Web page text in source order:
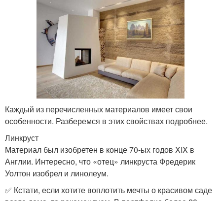
Каждый из перечисленных материалов имеет свои
особенности. Разберемся в этих свойствах подробнее.
Линкруст
Материал был изобретен в конце 70-ых годов XIX в
Англии. Интересно, что «отец» линкруста Фредерик
Уолтон изобрел и линолеум.
✅ Кстати, если хотите воплотить мечты о красивом саде